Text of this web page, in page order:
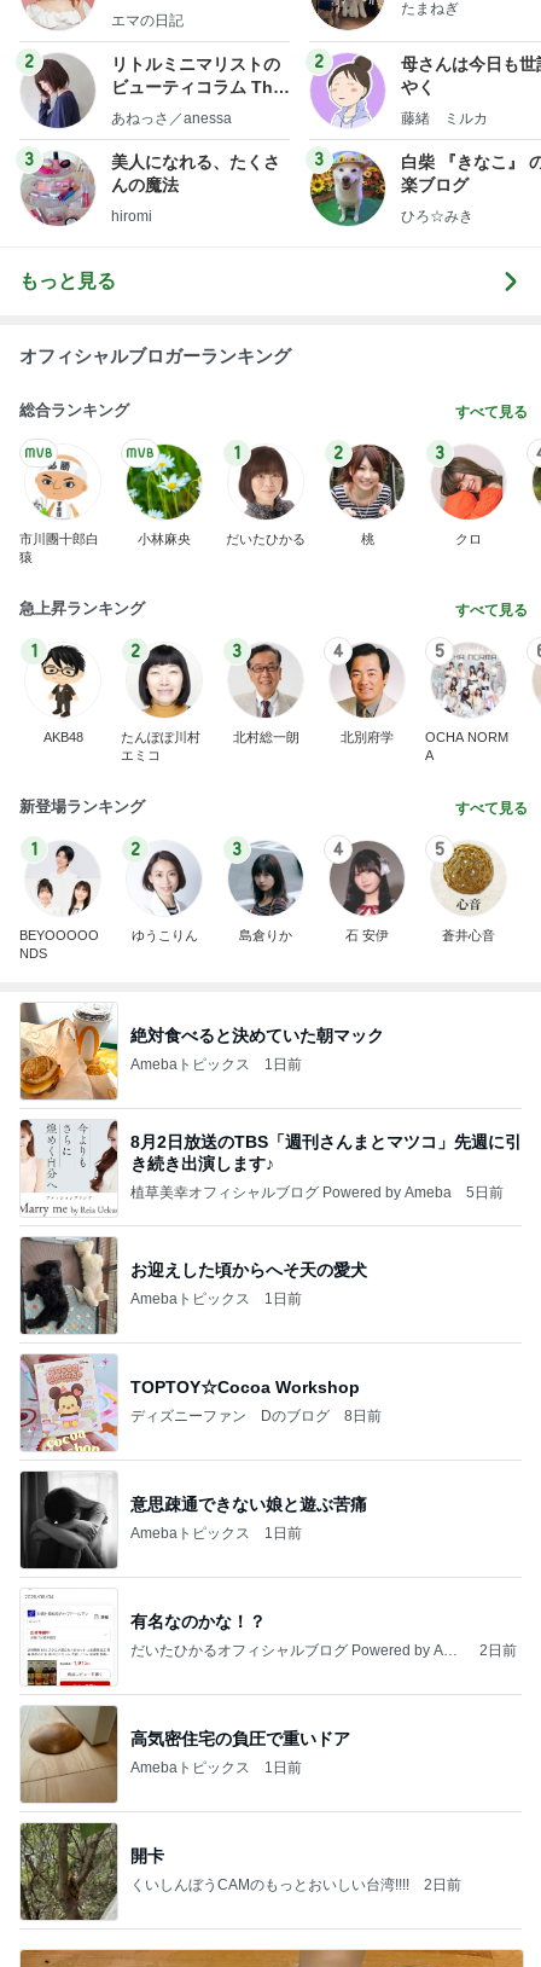
社売却セカンドライ
エマの日記
2
リトルミニマリストの
ビューティコラム The
little minimalist's bea
uty colum
あねっさ／anessa
3
美人になれる、たくさ
んの魔法
hiromi
たまねぎ
2
母さんは今日も世
やく
藤緒 ミルカ
3
白柴 『きなこ』
楽ブログ
ひろ☆みき
もっと見る
オフィシャルブロガーランキング
総合ランキング すべて見る
市川團十郎白
猿
小林麻央
1
だいたひかる
2
桃
3
クロ
急上昇ランキング すべて見る
1
AKB48
2
たんぽぽ川村
エミコ
3
北村総一朗
4
北別府学
5
OCHA NORM
A
新登場ランキング すべて見る
1
BEYOOOOO
NDS
2
ゆうこりん
3
島倉りか
4
石 安伊
5
蒼井心音
絶対食べると決めていた朝マック
Amebaトピックス 1日前
8月2日放送のTBS「週刊さんまとマツコ」先週に引
き続き出演します♪
植草美幸オフィシャルブログ Powered by Ameba 5日前
お迎えした頃からへそ天の愛犬
Amebaトピックス 1日前
TOPTOY☆Cocoa Workshop
ディズニーファン Dのブログ 8日前
意思疎通できない娘と遊ぶ苦痛
Amebaトピックス 1日前
有名なのかな！？
だいたひかるオフィシャルブログ Powered by Ame
2日前
高気密住宅の負圧で重いドア
Amebaトピックス 1日前
開卡
くいしんぼうCAMのもっとおいしい台湾!!!! 2日前